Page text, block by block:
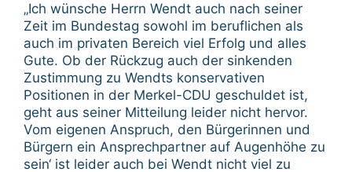
„Ich wünsche Herrn Wendt auch nach seiner
Zeit im Bundestag sowohl im beruflichen als
auch im privaten Bereich viel Erfolg und alles
Gute. Ob der Rückzug auch der sinkenden
Zustimmung zu Wendts konservativen
Positionen in der Merkel-CDU geschuldet ist,
geht aus seiner Mitteilung leider nicht hervor.
Vom eigenen Anspruch, den Bürgerinnen und
Bürgern ein Ansprechpartner auf Augenhöhe zu
sein‘ ist leider auch bei Wendt nicht viel zu